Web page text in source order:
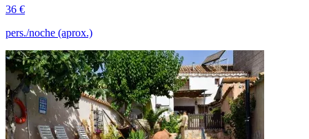
36 €
pers./noche (aprox.)